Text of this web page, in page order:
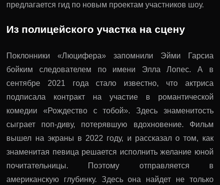
предлагается гид по новым проектам участников шоу.
Из полицейского участка на сцену
Поклонники «Люцифера» запомнили Эйми Гарсиа
бойким следователем по имени Элла Лопес. А в
сентябре 2021 года стало известно, что актриса
подписала контракт на участие в романтической
комедии «Рождество с тобой». Здесь знаменитость
сыграет поп-диву, потерявшую вдохновение. Фильм
вышел на экраны в 2022 году, и рассказал о том, как
знаменитая певица решается исполнить желание юной
почитательницы. Поэтому отправляется в
американскую глубинку. Здесь она найдет не только